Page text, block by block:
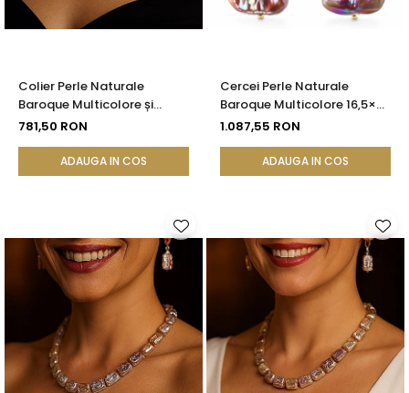
Colier Perle Naturale
Baroque Multicolore și
Închizătoare Argint 925 |
781,50 RON
ADAUGA IN COS
Cercei Perle Naturale
Baroque Multicolore 16,5×25
mm, Aur 14K (aur 585),
1.087,55 RON
ADAUGA IN COS